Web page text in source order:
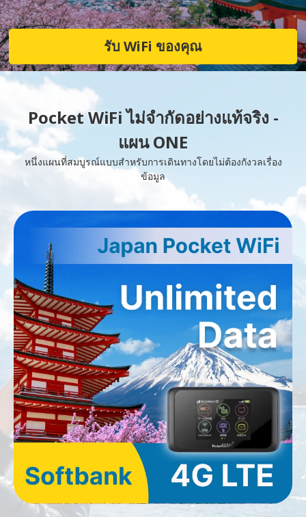
รับ WiFi ของคุณ
Pocket WiFi ไม่จำกัดอย่างแท้จริง -
แผน ONE
หนึ่งแผนที่สมบูรณ์แบบสำหรับการเดินทางโดยไม่ต้องกังวลเรื่อง
ข้อมูล